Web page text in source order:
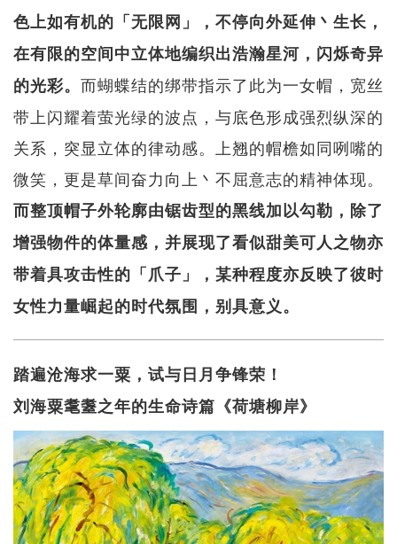
色上如有机的「无限网」，不停向外延伸丶生长，
在有限的空间中立体地编织出浩瀚星河，闪烁奇异
的光彩。 而蝴蝶结的绑带指示了此为一女帽，宽丝
带上闪耀着萤光绿的波点，与底色形成强烈纵深的
关系，突显立体的律动感。上翘的帽檐如同咧嘴的
微笑，更是草间奋力向上丶不屈意志的精神体现。
而整顶帽子外轮廓由锯齿型的黑线加以勾勒，除了
增强物件的体量感，并展现了看似甜美可人之物亦
带着具攻击性的「爪子」，某种程度亦反映了彼时
女性力量崛起的时代氛围，别具意义。
踏遍沧海求一粟，试与日月争锋荣！
刘海粟耄耋之年的生命诗篇《荷塘柳岸》